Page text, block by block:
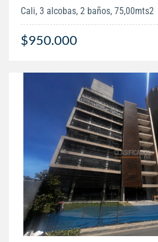
Cali, 3 alcobas, 2 baños, 75,00mts2
$950.000